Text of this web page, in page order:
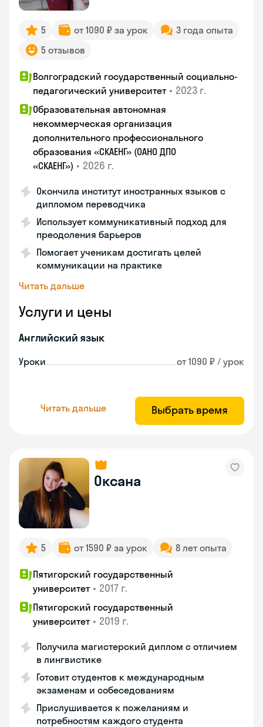
5 от 1090 ₽ за урок
3 года опыта
5 отзывов
Волгоградский государственный социально-
педагогический университет • 2023 г.
Образовательная автономная
некоммерческая организация
дополнительного профессионального
образования «СКАЕНГ» (ОАНО ДПО
«СКАЕНГ») • 2026 г.
Окончила институт иностранных языков с
дипломом переводчика
Использует коммуникативный подход для
преодоления барьеров
Помогает ученикам достигать целей
коммуникации на практике
Читать дальше
Услуги и цены
Английский язык
Уроки от 1090 ₽ / урок
Читать дальше Выбрать время
Оксана
5 от 1590 ₽ за урок 8 лет опыта
Пятигорский государственный
университет • 2017 г.
Пятигорский государственный
университет • 2019 г.
Получила магистерский диплом с отличием
в лингвистике
Готовит студентов к международным
экзаменам и собеседованиям
Прислушивается к пожеланиям и
потребностям каждого студента